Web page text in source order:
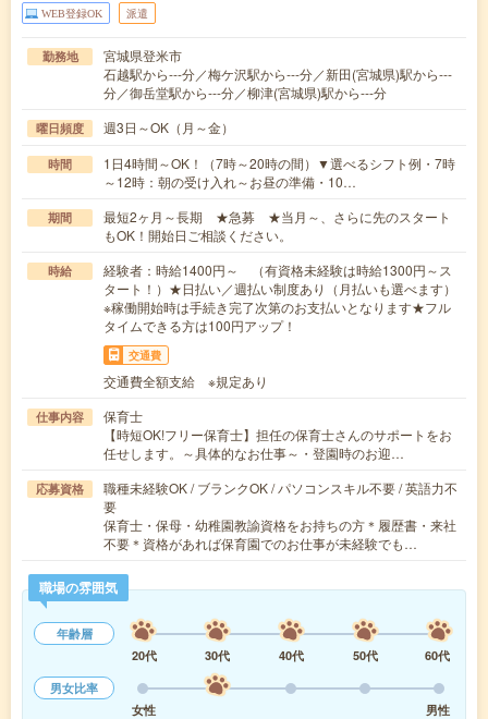
WEB登録OK 派遣
勤務地
宮城県登米市
石越駅から---分／梅ケ沢駅から---分／新田(宮城県)駅から---
分／御岳堂駅から---分／柳津(宮城県)駅から---分
曜日頻度 週3日～OK（月～金）
時間
1日4時間～OK！（7時～20時の間）▼選べるシフト例・7時
～12時：朝の受け入れ～お昼の準備・10…
期間
最短2ヶ月～長期 ★急募 ★当月～、さらに先のスタート
もOK！開始日ご相談ください。
時給
経験者：時給1400円～ （有資格未経験は時給1300円～ス
タート！）★日払い／週払い制度あり（月払いも選べます）
※稼働開始時は手続き完了次第のお支払いとなります★フル
タイムできる方は100円アップ！
交通費
交通費全額支給 ※規定あり
仕事内容
保育士
【時短OK!フリー保育士】担任の保育士さんのサポートをお
任せします。～具体的なお仕事～・登園時のお迎…
応募資格
職種未経験OK / ブランクOK / パソコンスキル不要 / 英語力不
要
保育士・保母・幼稚園教諭資格をお持ちの方＊履歴書・来社
不要＊資格があれば保育園でのお仕事が未経験でも…
職場の雰囲気
年齢層
20代
30代 40代 50代
60代
男女比率
女性
男性